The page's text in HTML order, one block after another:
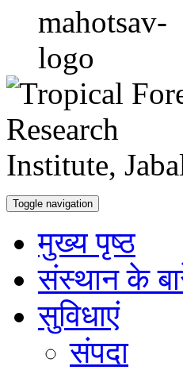
Toggle navigation
मुख्य पृष्ठ
संस्थान के
सुविधाएं
संपदा